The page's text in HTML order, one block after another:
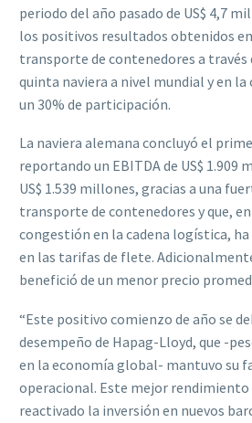
periodo del año pasado de US$ 4,7
los positivos resultados obtenidos
transporte de contenedores a través
quinta naviera a nivel mundial y en la
un 30% de participación.
La naviera alemana concluyó el
reportando un EBITDA de US$ 1.909
US$ 1.539 millones, gracias a una
transporte de contenedores y que,
congestión en la cadena logística,
en las tarifas de flete.
benefició de un menor precio
“Este positivo comienzo de año se
desempeño de Hapag-Lloyd, que -
en la economía global- mantuvo su
operacional. Este mejor rendimiento
reactivado la inversión en nuevos